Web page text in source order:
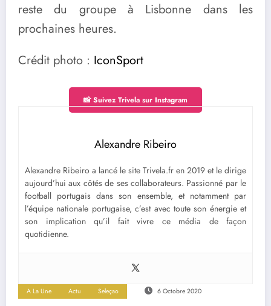
reste du groupe à Lisbonne dans les
prochaines heures.
Crédit photo : IconSport
📸 Suivez Trivela sur Instagram
Alexandre Ribeiro
Alexandre Ribeiro a lancé le site Trivela.fr en 2019 et le dirige
aujourd’hui aux côtés de ses collaborateurs. Passionné par le
football portugais dans son ensemble, et notamment par
l’équipe nationale portugaise, c’est avec toute son énergie et
son implication qu’il fait vivre ce média de façon
quotidienne.
A La Une Actu Seleçao 6 Octobre 2020